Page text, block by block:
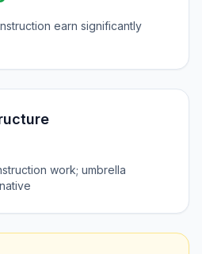
earn significantly
work; umbrella